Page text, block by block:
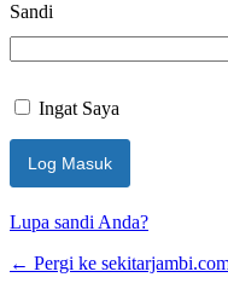
Sandi
Ingat Saya
Lupa sandi Anda?
← Pergi ke